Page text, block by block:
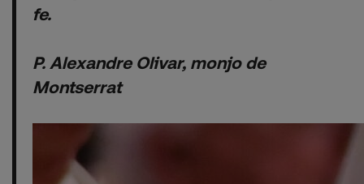
fe.
P. Alexandre Olivar, monjo de
Montserrat